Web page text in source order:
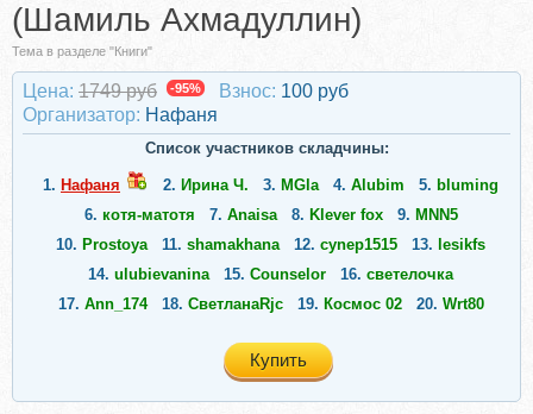
(Шамиль Ахмадуллин)
Тема в разделе "Книги"
Цена: 1749 руб -95% Взнос: 100 руб
Организатор: Нафаня
Список участников складчины:
1. Нафаня 2. Ирина Ч. 3. MGla 4. Alubim 5. bluming
6. котя-матотя 7. Anaisa 8. Klever fox 9. MNN5
10. Prostoya 11. shamakhana 12. cynep1515 13. lesikfs
14. ulubievanina 15. Counselor 16. светелочка
17. Ann_174 18. СветланаRjc 19. Космос 02 20. Wrt80
Купить